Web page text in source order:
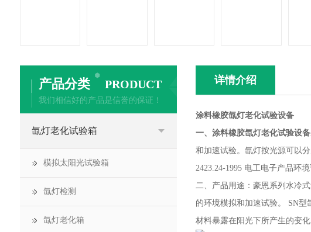
详情介绍
涂料橡胶氙灯老化试验设备
一、涂料橡胶氙灯老化试验设备
和加速试验。氙灯按光源可以
2423.24-1995 电工电子产品环
二、产品用途：豪恩系列水冷
的环境模拟和加速试验。 SN
材料暴露在阳光下所产生的变化
产品分类 PRODUCT
我们相信好的产品是信誉的保证！
氙灯老化试验箱
模拟太阳光试验箱
氙灯检测
氙灯老化箱